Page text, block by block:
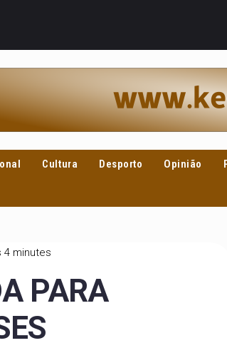
Cultura Desporto Opinião
4 minutes
PARA